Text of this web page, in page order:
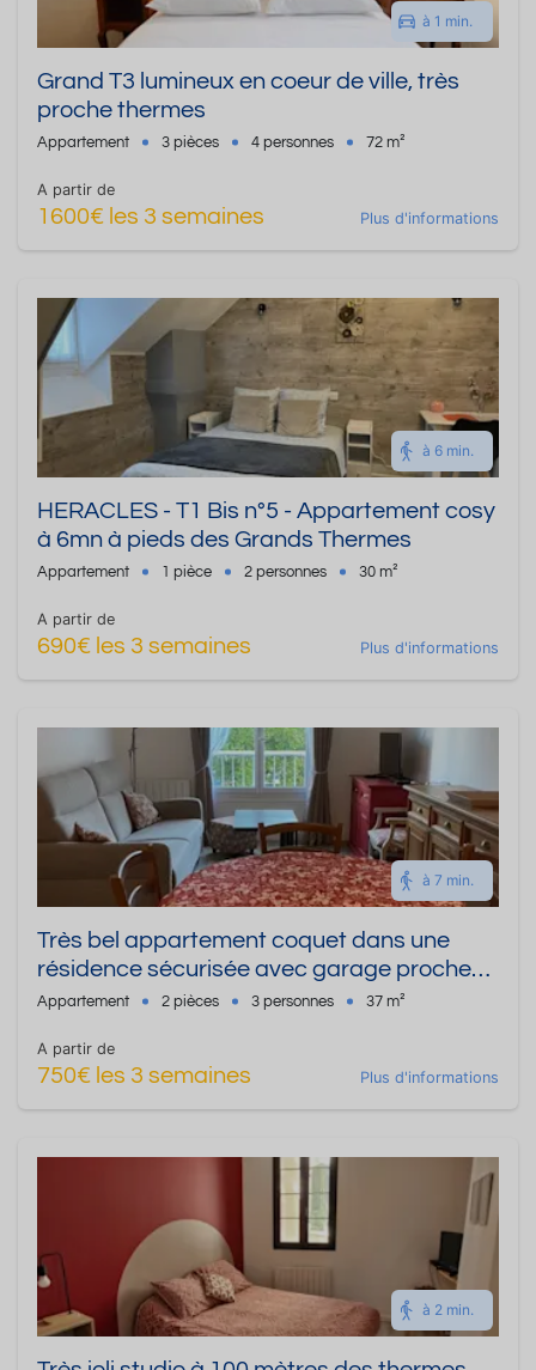
à 1 min.
Grand T3 lumineux en coeur de ville, très
proche thermes
Appartement 3 pièces 4 personnes 72 m²
A partir de
1600€ les 3 semaines Plus d'informations
à 6 min.
HERACLES - T1 Bis n°5 - Appartement cosy
à 6mn à pieds des Grands Thermes
Appartement 1 pièce 2 personnes 30 m²
A partir de
690€ les 3 semaines Plus d'informations
à 7 min.
Très bel appartement coquet dans une
résidence sécurisée avec garage proche
des thermes
Appartement 2 pièces 3 personnes 37 m²
A partir de
750€ les 3 semaines Plus d'informations
à 2 min.